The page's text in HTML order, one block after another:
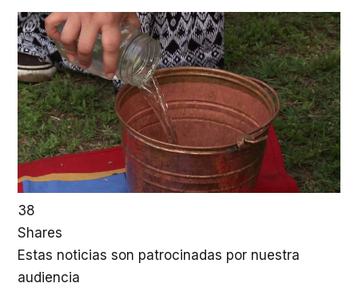
38
Shares
Estas noticias son patrocinadas por nuestra
audiencia